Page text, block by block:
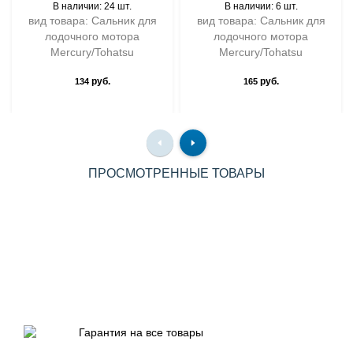
В наличии: 24 шт.
вид товара: Сальник для
лодочного мотора
Mercury/Tohatsu
134руб.
В наличии: 6 шт.
вид товара: Сальник для
лодочного мотора
Mercury/Tohatsu
165руб.
ПРОСМОТРЕННЫЕ ТОВАРЫ
Гарантия на все товары